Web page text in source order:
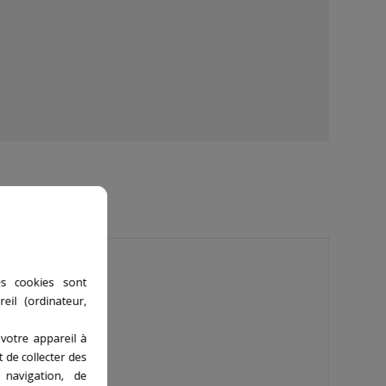
cookies sont
(ordinateur,
appareil à
de collecter des
de